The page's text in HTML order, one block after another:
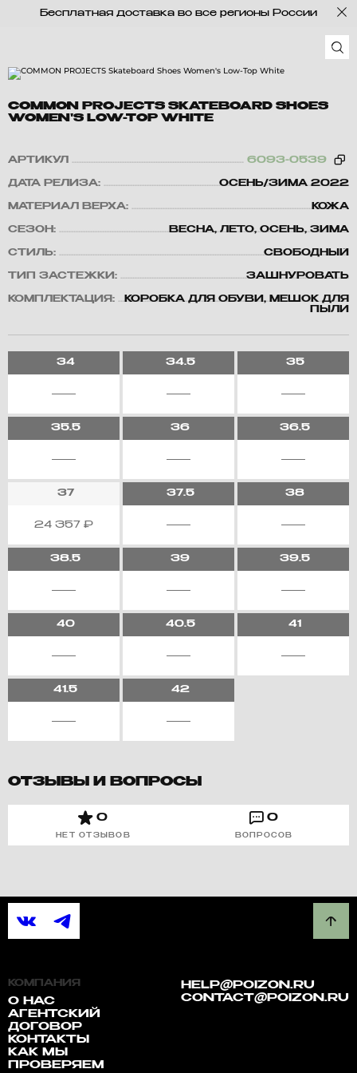
Бесплатная доставка во все регионы России
COMMON PROJECTS SKATEBOARD SHOES
WOMEN'S LOW-TOP WHITE
АРТИКУЛ 6093-0539
ДАТА РЕЛИЗА: ОСЕНЬ/ЗИМА 2022
МАТЕРИАЛ ВЕРХА: КОЖА
СЕЗОН: ВЕСНА, ЛЕТО, ОСЕНЬ, ЗИМА
СТИЛЬ: СВОБОДНЫЙ
ТИП ЗАСТЕЖКИ: ЗАШНУРОВАТЬ
КОМПЛЕКТАЦИЯ:
КОРОБКА ДЛЯ ОБУВИ, МЕШОК ДЛЯ
ПЫЛИ
34 34.5 35
35.5 36 36.5
37
24 357 ₽
37.5 38
38.5 39 39.5
40 40.5 41
41.5 42
ОТЗЫВЫ И ВОПРОСЫ
0
НЕТ ОТЗЫВОВ
0
ВОПРОСОВ
КОМПАНИЯ
О НАС
АГЕНТСКИЙ
ДОГОВОР
КОНТАКТЫ
КАК МЫ
ПРОВЕРЯЕМ
HELP@POIZON.RU
CONTACT@POIZON.RU